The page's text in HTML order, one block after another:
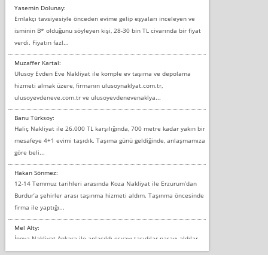
Yasemin Dolunay:
Emlakçı tavsiyesiyle önceden evime gelip eşyaları inceleyen ve
isminin B* olduğunu söyleyen kişi, 28-30 bin TL civarında bir fiyat
verdi. Fiyatın fazl...
Muzaffer Kartal:
Ulusoy Evden Eve Nakliyat ile komple ev taşıma ve depolama
hizmeti almak üzere, firmanın ulusoynaklyat.com.tr,
ulusoyevdeneve.com.tr ve ulusoyevdenevenaklya...
Banu Türksoy:
Haliç Nakliyat ile 26.000 TL karşılığında, 700 metre kadar yakın bir
mesafeye 4+1 evimi taşıdık. Taşıma günü geldiğinde, anlaşmamıza
göre beli...
Hakan Sönmez:
12-14 Temmuz tarihleri arasında Koza Nakliyat ile Erzurum’dan
Burdur’a şehirler arası taşınma hizmeti aldım. Taşınma öncesinde
firma ile yaptığı...
Mel Alty:
İnova Nakliyat Ankara ile anlaşıldı eşyayı taşıdılar parayı aldılar.
Salon duvarına bir baktım birisi boydan alüminyum renkli bantı